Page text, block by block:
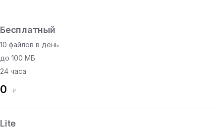
Бесплатный
10 файлов в день
до 100 МБ
24 часа
0 ₽
Lite